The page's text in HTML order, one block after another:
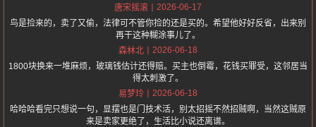
唐宋摇滚
2026-06-17
鸟是捡来的，卖了又偷，法律可不管你捡的还是买的。希望他好好反省，出来别
再干这种糊涂事儿了。
森林北
2026-06-18
1800块换来一堆麻烦，玻璃钱估计还得赔。买主也倒霉，花钱买罪受，这邻居当
得太刺激了。
易梦玲
2026-06-18
哈哈哈看完只想说一句，显摆也是门技术活，别太招摇不然招贼啊，当然这贼原
来是卖家更绝了，生活比小说还离谱。